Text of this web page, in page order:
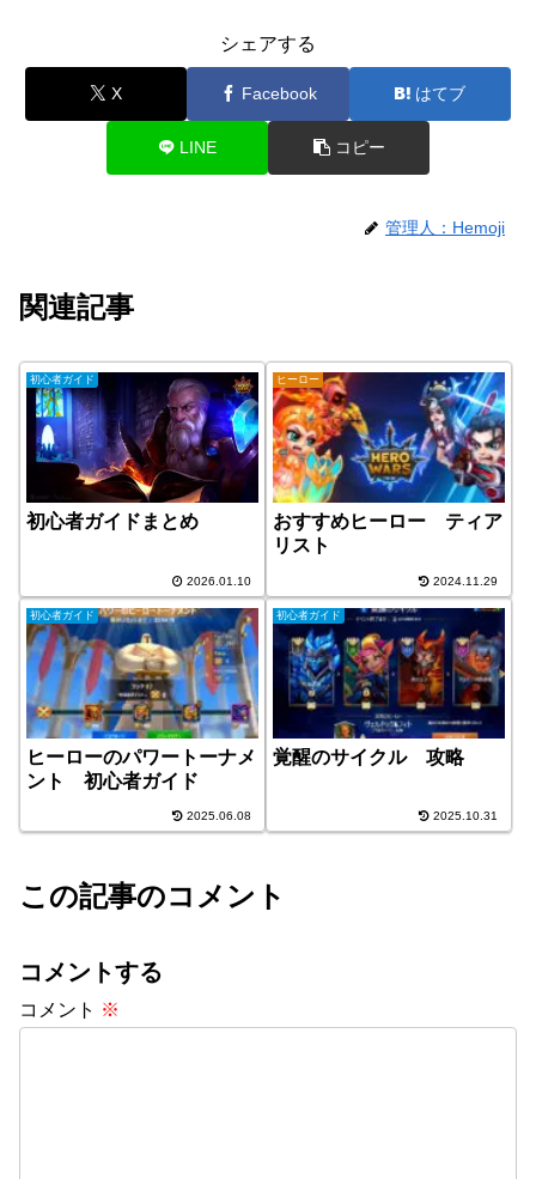
シェアする
X Facebook はてブ
LINE コピー
管理人：Hemoji
関連記事
初心者ガイド
初心者ガイドまとめ
2026.01.10
ヒーロー
おすすめヒーロー ティア
リスト
2024.11.29
初心者ガイド
ヒーローのパワートーナメ
ント 初心者ガイド
2025.06.08
初心者ガイド
覚醒のサイクル 攻略
2025.10.31
この記事のコメント
コメントする
コメント ※